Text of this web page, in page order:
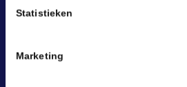
Statistieken
Marketing